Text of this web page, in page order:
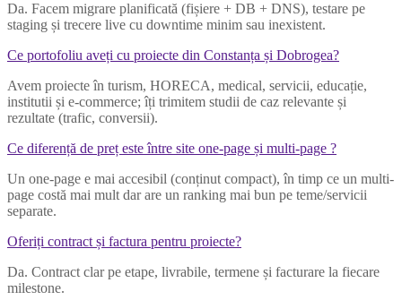
Da. Facem migrare planificată (fișiere + DB + DNS), testare pe
staging și trecere live cu downtime minim sau inexistent.
Ce portofoliu aveți cu proiecte din Constanța și Dobrogea?
Avem proiecte în turism, HORECA, medical, servicii, educație,
institutii și e-commerce; îți trimitem studii de caz relevante și
rezultate (trafic, conversii).
Ce diferență de preț este între site one-page și multi-page ?
Un one-page e mai accesibil (conținut compact), în timp ce un multi-
page costă mai mult dar are un ranking mai bun pe teme/servicii
separate.
Oferiți contract și factura pentru proiecte?
Da. Contract clar pe etape, livrabile, termene și facturare la fiecare
milestone.